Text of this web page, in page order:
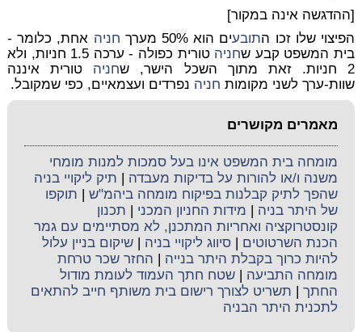
[ההדגשה אינה במקור]
הפיצוי שלו זכו התובעים הוא 50% מערך חניה אחת, כלומר -
בית המשפט קבע שחניה
טורית כפולה - ערכה 1.5 חניות, ולא
2 חניות. זאת מתוך השכל הישר, ש
חניה טורית איננה
שוות-ערך לשני מקומות חניה נפרדים ועצמאיים, כפי שמקובל.
מאמרים מקושרים
מומחה בית המשפט אינו בעל סמכות למנות מומחי
משנה ו/או להורות על בדיקות מעבדה
תיק ליקויי בניה
שהפך לתיק קבלנות בפיקוח מומחה ביהמ"ש
תוקפו
של היתר בניה
מידות החניון המכני
תכנון
קונסטרוקציה ואחריות המתכנן, לא מסתיימים עם גמר
הכנת השרטוטים |סיווג ליקויי בניה |שיקום בניין עלול
להיות כרוך בקבלת היתר בנייה
החזר שכר טרחת
מומחה התביעה |שטח חתך העמוד לעומת מודול
החתך
תשריט לצורך רישום בית משותף חייב להתאים
לתכנית היתר הבניה